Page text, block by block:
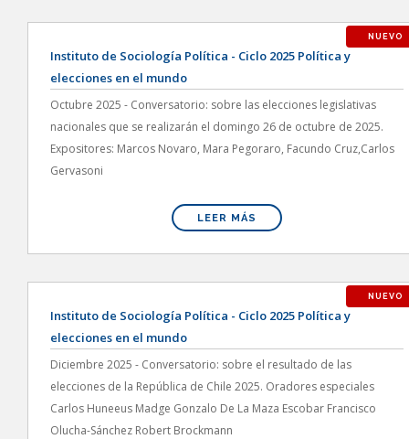
NUEVO
Instituto de Sociología Política - Ciclo 2025 Política y
elecciones en el mundo
Octubre 2025 - Conversatorio: sobre las elecciones legislativas
nacionales que se realizarán el domingo 26 de octubre de 2025.
Expositores: Marcos Novaro, Mara Pegoraro, Facundo Cruz,Carlos
Gervasoni
LEER MÁS
NUEVO
Instituto de Sociología Política - Ciclo 2025 Política y
elecciones en el mundo
Diciembre 2025 - Conversatorio: sobre el resultado de las
elecciones de la República de Chile 2025. Oradores especiales
Carlos Huneeus Madge Gonzalo De La Maza Escobar Francisco
Olucha-Sánchez Robert Brockmann